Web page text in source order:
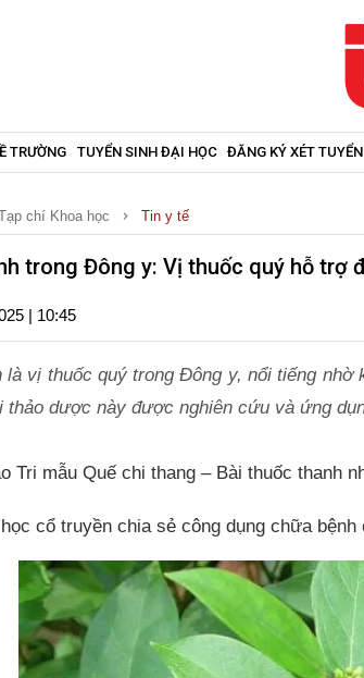
TRƯỜNG TUYỂN SINH ĐẠI HỌC ĐĂNG KÝ XÉT
chí Khoa học Tin y tế
trong Đông y: Vị thuốc quý hỗ trợ
| 10:45
là vị thuốc quý trong Đông y, nổi tiếng
thảo dược này được nghiên cứu và ứng
Tri mẫu Quế chi thang – Bài thuốc thanh
cổ truyền chia sẻ công dụng chữa